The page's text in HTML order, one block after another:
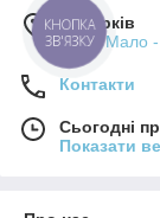
м. Харків
пров. Мало -
Контакти
Сьогодні
Показати
КНОПКА
ЗВ'ЯЗКУ